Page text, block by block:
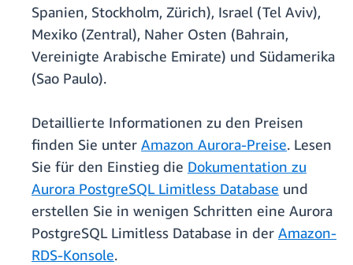
Spanien, Stockholm, Zürich), Israel (Tel Aviv),
Mexiko (Zentral), Naher Osten (Bahrain,
Vereinigte Arabische Emirate) und Südamerika
(Sao Paulo).
Detaillierte Informationen zu den Preisen
finden Sie unter Amazon Aurora-Preise. Lesen
Sie für den Einstieg die Dokumentation zu
Aurora PostgreSQL Limitless Database und
erstellen Sie in wenigen Schritten eine Aurora
PostgreSQL Limitless Database in der Amazon-
RDS-Konsole.